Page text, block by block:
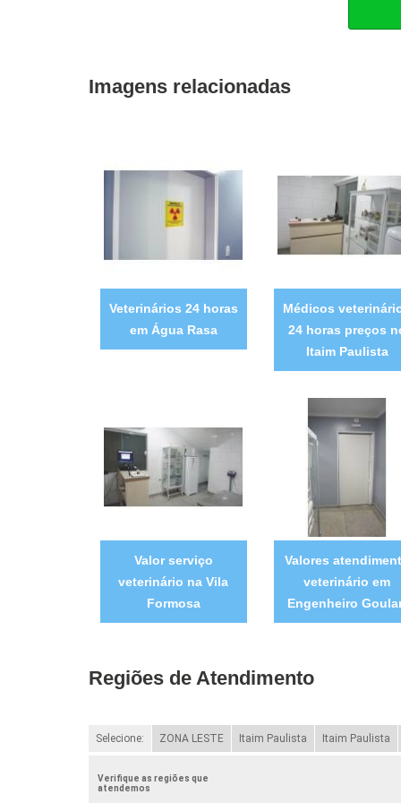
Imagens relacionadas
Veterinários 24 horas
em Água Rasa
Médicos
24 horas preços
Itaim Paulista
Valor serviço
veterinário na Vila
Formosa
Valores
veterinário em
Engenheiro
Regiões de Atendimento
Selecione: ZONA LESTE Itaim Paulista Itaim Paulista
Verifique as regiões que
atendemos